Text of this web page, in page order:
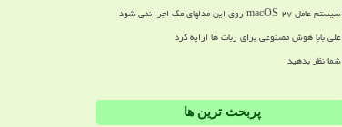
سیستم عامل macOS ۲۷ روی این مدلهای مک اجرا نمی شود
علی بابا هوش مصنوعی برای ربات ها ارایه کرد
شما نظر بدهید
پربحث ترین ها